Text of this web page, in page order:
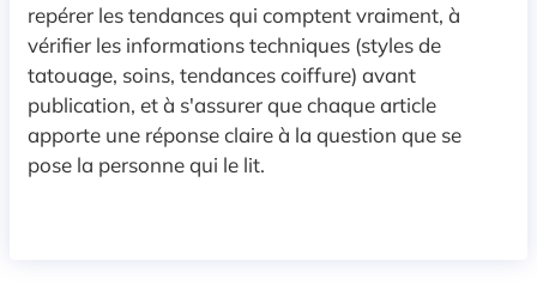
repérer les tendances qui comptent vraiment, à
vérifier les informations techniques (styles de
tatouage, soins, tendances coiffure) avant
publication, et à s'assurer que chaque article
apporte une réponse claire à la question que se
pose la personne qui le lit.